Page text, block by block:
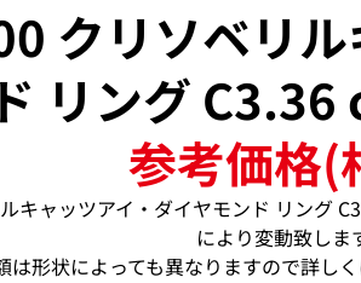
クリソベリ
リング
参考価格(
キャッツアイ・ダイヤモンド リング
により変動致しま
は形状によっても異なりますので詳し